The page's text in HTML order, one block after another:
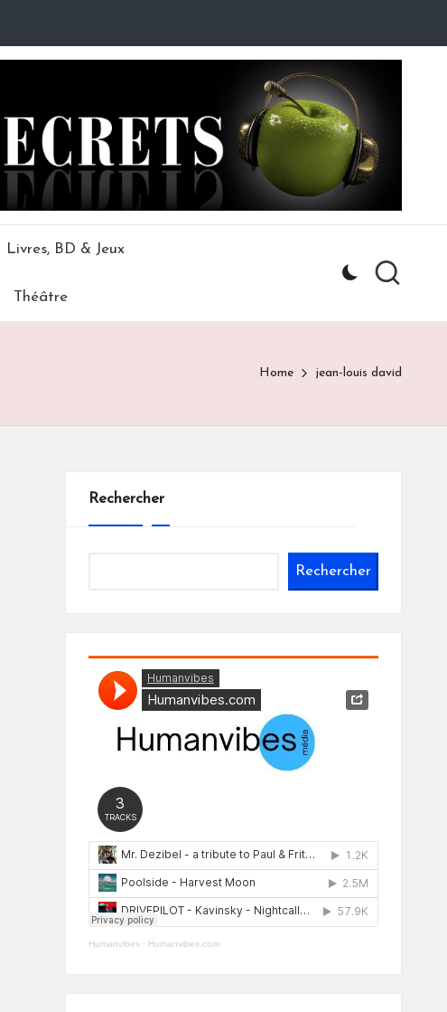
Livres, BD & Jeux
Théâtre
Home jean-louis david
Rechercher
Rechercher
Humanvibes· Humanvibes.com